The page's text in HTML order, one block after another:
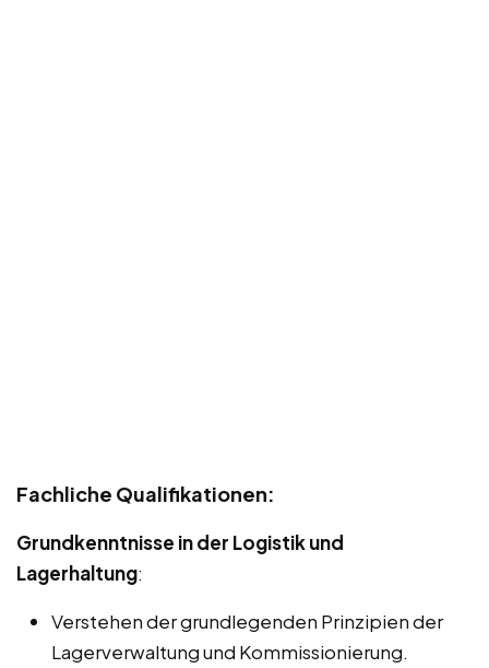
Fachliche Qualifikationen:
Grundkenntnisse in der Logistik und
Lagerhaltung:
Verstehen der grundlegenden Prinzipien der
Lagerverwaltung und Kommissionierung.